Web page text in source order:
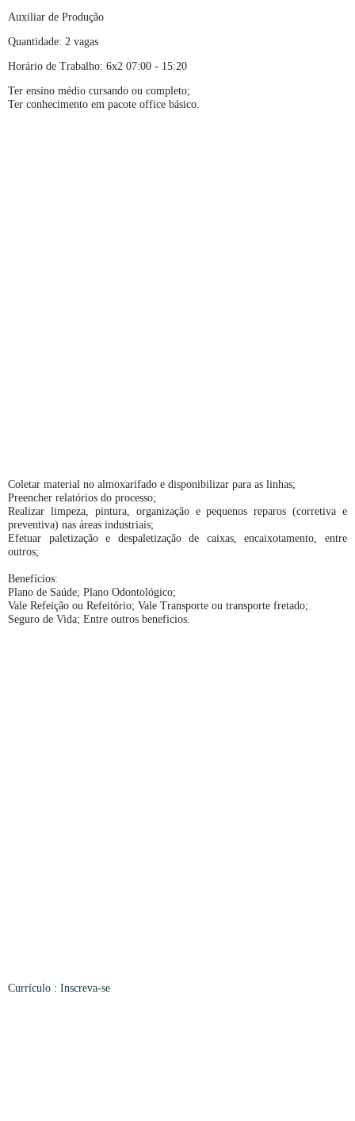
Auxiliar de Produção
Quantidade: 2 vagas
Horário de Trabalho: 6x2 07:00 - 15:20
Ter ensino médio cursando ou completo;
Ter conhecimento em pacote office básico.
Coletar material no almoxarifado e disponibilizar para as linhas;
Preencher relatórios do processo;
Realizar limpeza, pintura, organização e pequenos reparos (corretiva e
preventiva) nas áreas industriais;
Efetuar paletização e despaletização de caixas, encaixotamento, entre
outros;
Benefícios:
Plano de Saúde; Plano Odontológico;
Vale Refeição ou Refeitório; Vale Transporte ou transporte fretado;
Seguro de Vida; Entre outros beneficios.
Currículo : Inscreva-se